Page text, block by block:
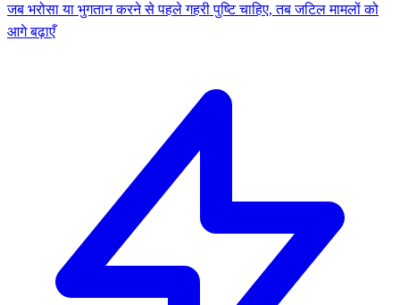
जब भरोसा या भुगतान करने से पहले गहरी पुष्टि चाहिए, तब जटिल मामलों को
आगे बढ़ाएँ